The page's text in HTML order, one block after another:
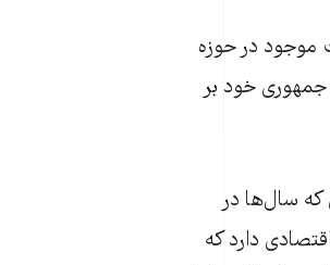
موجود در حوزه
خود بر
سال‌ها در
دارد که